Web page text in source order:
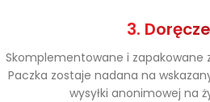
3.
Skomplementowane i zapakowane
Paczka zostaje nadana na
wysyłki anonimowej na